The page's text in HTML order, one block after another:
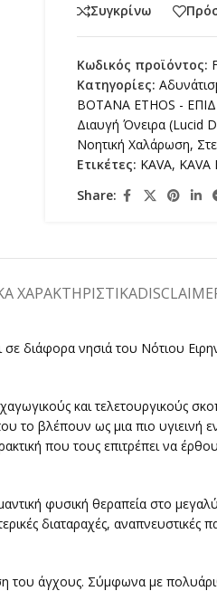
Συγκρίνω
Κωδικός προϊόντος:
Κατηγορίες:
ΒΟΤΑΝΑ ETHOS -
Διαυγή Όνειρα (Lucid
Νοητική Χαλάρωση,
Ετικέτες: KAVA, KAVA
Share:
ΧΑΡΑΚΤΗΡΙΣΤΙΚΑ
διάφορα νησιά του Νότιου
και τελετουργικούς
το βλέπουν ως μια πιο
που τους επιτρέπει να
φυσική θεραπεία στο
διαταραχές, αναπνευστικές
του άγχους. Σύμφωνα με